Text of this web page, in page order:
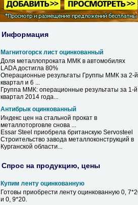
Информация
Магнитогорск лист оцинкованный
Доля металлопроката ММК в автомобилях
LADA достигла 80%
Операционные результаты Группы ММК за 2-й
квартал и 6 ...
Группа ММК: операционные результаты за 1-й
квартал 2014 года...
Антибрык оцинкованный
Индекс цен на стальной прокат в
металлоторговле снова ...
Essar Steel приобрела британскую Servosteel
Строительство завода металлоконструкций в
Курганской области...
Спрос на продукцию, цены
Купим ленту оцинкованную
Готовы приобрести ленту оцинкованную 0,
и 0, 9*20.